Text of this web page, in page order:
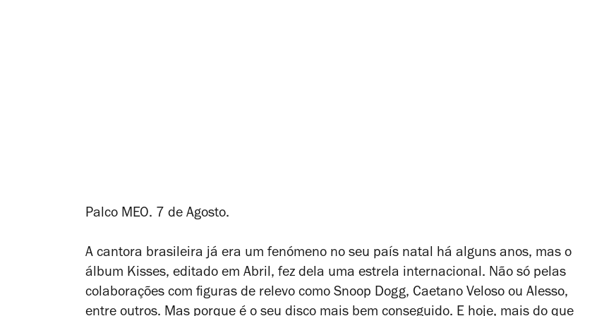
Palco MEO. 7 de Agosto.
A cantora brasileira já era um fenómeno no seu país natal há alguns anos, mas o
álbum Kisses, editado em Abril, fez dela uma estrela internacional. Não só pelas
colaborações com figuras de relevo como Snoop Dogg, Caetano Veloso ou Alesso,